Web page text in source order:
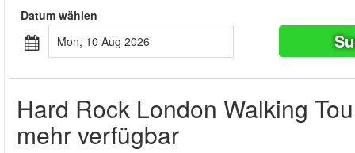
Datum wählen
Mon, 10 Aug 2026
Hard Rock London Walking
mehr verfügbar